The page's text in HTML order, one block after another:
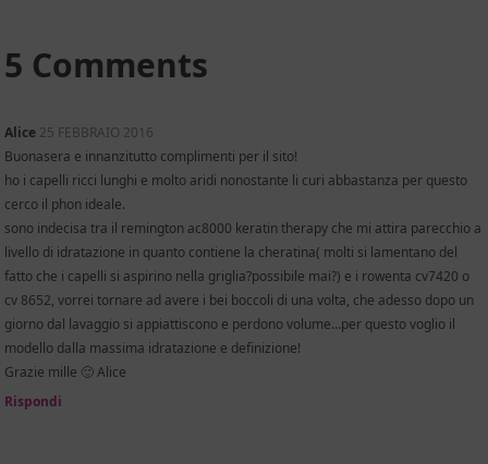
5 Comments
Alice 25 FEBBRAIO 2016
Buonasera e innanzitutto complimenti per il sito!
ho i capelli ricci lunghi e molto aridi nonostante li curi abbastanza per questo
cerco il phon ideale.
sono indecisa tra il remington ac8000 keratin therapy che mi attira parecchio a
livello di idratazione in quanto contiene la cheratina( molti si lamentano del
fatto che i capelli si aspirino nella griglia?possibile mai?) e i rowenta cv7420 o
cv 8652, vorrei tornare ad avere i bei boccoli di una volta, che adesso dopo un
giorno dal lavaggio si appiattiscono e perdono volume…per questo voglio il
modello dalla massima idratazione e definizione!
Grazie mille 🙂 Alice
Rispondi